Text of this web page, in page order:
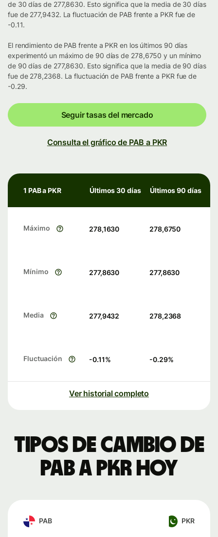
de 30 días de 277,8630. Esto significa que la media de 30 días
fue de 277,9432. La fluctuación de PAB frente a PKR fue de
-0.11.
El rendimiento de PAB frente a PKR en los últimos 90 días
experimentó un máximo de 90 días de 278,6750 y un mínimo
de 90 días de 277,8630. Esto significa que la media de 90 días
fue de 278,2368. La fluctuación de PAB frente a PKR fue de
-0.29.
Seguir tasas del mercado
Consulta el gráfico de PAB a PKR
1 PAB a PKR Últimos 30 días Últimos 90 días
Máximo 278,1630 278,6750
Mínimo 277,8630 277,8630
Media 277,9432 278,2368
Fluctuación -0.11% -0.29%
Ver historial completo
Tipos de cambio de
PAB a PKR hoy
PAB PKR